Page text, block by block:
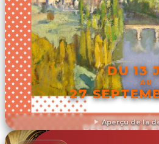
Aperçu de la
DU 13
AU
27
DÉCOUVRIR